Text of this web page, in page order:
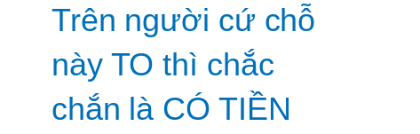
Trên người cứ chỗ
này TO thì chắc
chắn là CÓ TIỀN